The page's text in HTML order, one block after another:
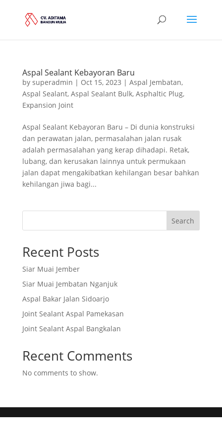
Aspal Sealant Kebayoran Baru
by superadmin | Oct 15, 2023 | Aspal Jembatan,
Aspal Sealant, Aspal Sealant Bulk, Asphaltic Plug,
Expansion Joint
Aspal Sealant Kebayoran Baru – Di dunia konstruksi
dan perawatan jalan, permasalahan jalan rusak
adalah permasalahan yang kerap dihadapi. Retak,
lubang, dan kerusakan lainnya untuk permukaan
jalan dapat mengakibatkan kehilangan besar bahkan
kehilangan jiwa bagi...
Search
Recent Posts
Siar Muai Jember
Siar Muai Jembatan Nganjuk
Aspal Bakar Jalan Sidoarjo
Joint Sealant Aspal Pamekasan
Joint Sealant Aspal Bangkalan
Recent Comments
No comments to show.